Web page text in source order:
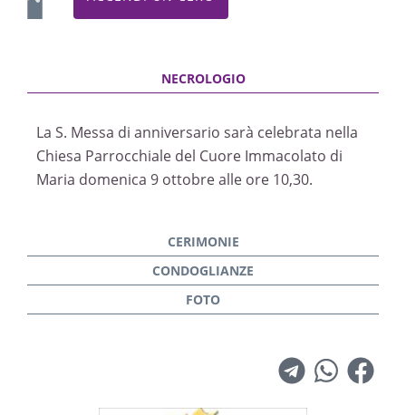
La S. Messa di anniversario sarà celebrata nella
Chiesa Parrocchiale del Cuore Immacolato di
Maria domenica 9 ottobre alle ore 10,30.